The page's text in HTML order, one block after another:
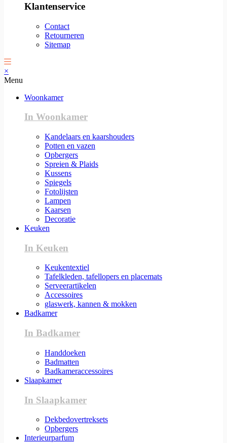
Klantenservice
Contact
Retourneren
Sitemap
×
Menu
Woonkamer
In Woonkamer
Kandelaars en kaarshouders
Potten en vazen
Opbergers
Spreien & Plaids
Kussens
Spiegels
Fotolijsten
Lampen
Kaarsen
Decoratie
Keuken
In Keuken
Keukentextiel
Tafelkleden, tafellopers en placemats
Serveerartikelen
Accessoires
glaswerk, kannen & mokken
Badkamer
In Badkamer
Handdoeken
Badmatten
Badkameraccessoires
Slaapkamer
In Slaapkamer
Dekbedovertreksets
Opbergers
Interieurparfum